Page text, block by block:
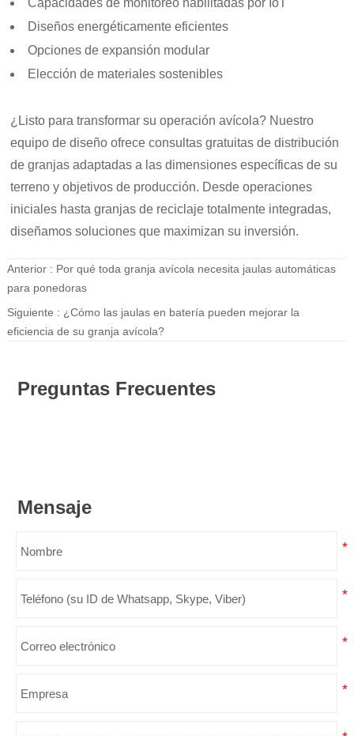
Capacidades de monitoreo habilitadas por IoT
Diseños energéticamente eficientes
Opciones de expansión modular
Elección de materiales sostenibles
¿Listo para transformar su operación avícola? Nuestro
equipo de diseño ofrece consultas gratuitas de distribución
de granjas adaptadas a las dimensiones específicas de su
terreno y objetivos de producción. Desde operaciones
iniciales hasta granjas de reciclaje totalmente integradas,
diseñamos soluciones que maximizan su inversión.
Anterior : Por qué toda granja avícola necesita jaulas automáticas
para ponedoras
Siguiente : ¿Cómo las jaulas en batería pueden mejorar la
eficiencia de su granja avícola?
Preguntas Frecuentes
Mensaje